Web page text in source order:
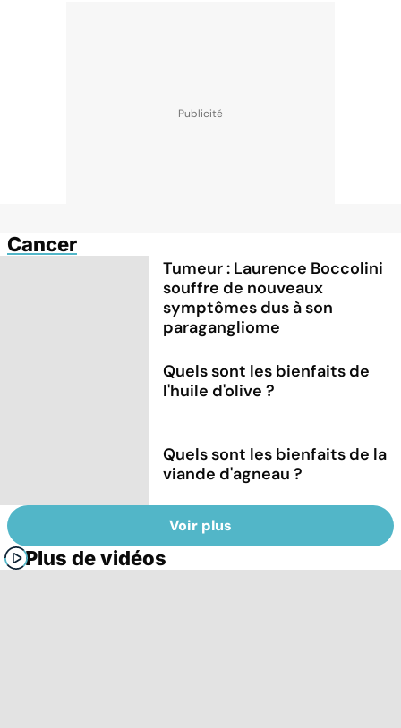
Cancer
Tumeur : Laurence Boccolini
souffre de nouveaux
symptômes dus à son
paragangliome
Quels sont les bienfaits de
l'huile d'olive ?
Quels sont les bienfaits de la
viande d'agneau ?
Voir plus
Plus de vidéos